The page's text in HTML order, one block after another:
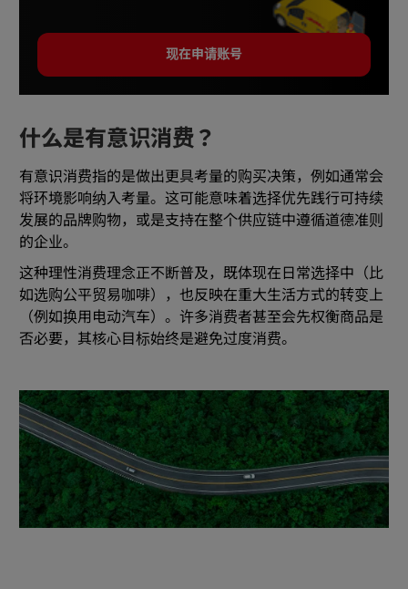
现在申请账号
什么是有意识消费？
有意识消费指的是做出更具考量的购买决策，例如通常会
将环境影响纳入考量。这可能意味着选择优先践行可持续
发展的品牌购物，或是支持在整个供应链中遵循道德准则
的企业。
这种理性消费理念正不断普及，既体现在日常选择中（比
如选购公平贸易咖啡），也反映在重大生活方式的转变上
（例如换用电动汽车）。许多消费者甚至会先权衡商品是
否必要，其核心目标始终是避免过度消费。